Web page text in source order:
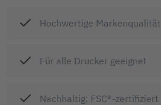
Hochwertige Markenqualität
Für alle Drucker geeignet
Nachhaltig: FSC®-zertifiziert